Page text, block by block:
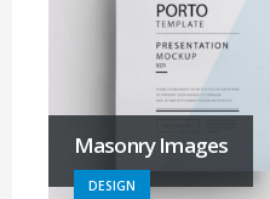
Masonry Images
DESIGN